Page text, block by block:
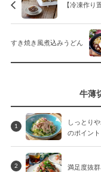
【冷凍作り
すき焼き風煮込みうどん
牛薄
1
しっとり
のポイント
2 満足度抜